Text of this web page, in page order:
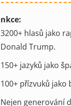
3200+ hlasů jako
Donald Trump.
150+ jazyků jako
100+ přízvuků
Nejen generování